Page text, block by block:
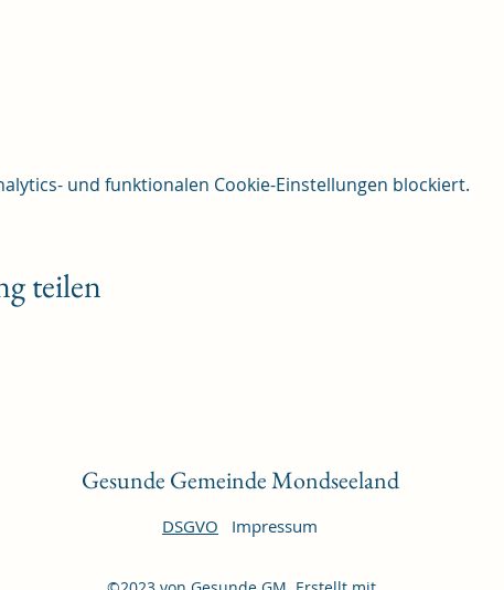
und funktionalen Cookie-Einstellungen blockiert.
teilen
Gesunde Gemeinde Mondseeland
DSGVO Impressum